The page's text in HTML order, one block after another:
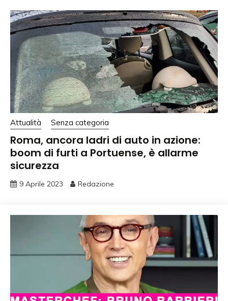
Attualità Senza categoria
Roma, ancora ladri di auto in azione:
boom di furti a Portuense, è allarme
sicurezza
9 Aprile 2023 Redazione